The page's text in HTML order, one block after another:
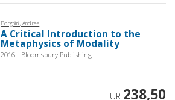
Borghini, Andrea
A Critical Introduction to the
Metaphysics of Modality
2016 - Bloomsbury Publishing
EUR 238,50